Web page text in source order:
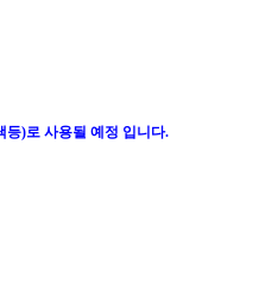
등)로 사용될 예정 입니다.